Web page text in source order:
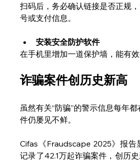
扫码后，务必确认链接是否正规
号或支付信息。
安装安全防护软件
在手机里增加一道保护墙，能有效
诈骗案件创历史新高
虽然有关“防骗”的警示信息每年
件仍屡见不鲜。
Cifas《Fraudscape 2025》报告
记录了42.1万起诈骗案件，创历